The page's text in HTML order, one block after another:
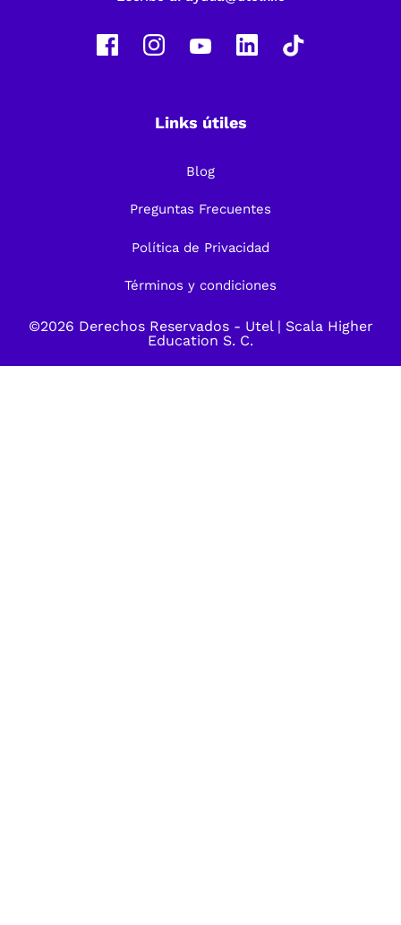
Links útiles
Blog
Preguntas Frecuentes
Política de Privacidad
Términos y condiciones
©2026 Derechos Reservados - Utel | Scala Higher
Education S. C.